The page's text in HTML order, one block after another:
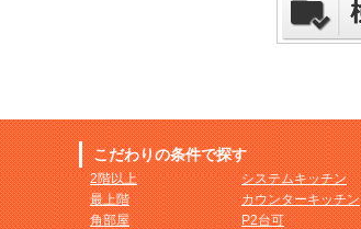
こだわりの条件で探す
2階以上
最上階
角部屋
システムキッチン
カウンターキッチン
P2台可